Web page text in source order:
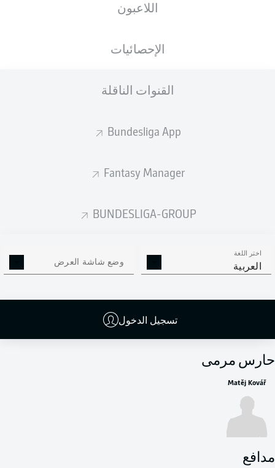
اللاعبون
الإحصائيات
القنوات الناقلة
Bundesliga App
Fantasy Manager
BUNDESLIGA-GROUP
اختر اللغة
العربية وضع شاشة العرض
تسجيل الدخول
Lukáš Hrádecký
Alejandro GrimaldoAleix García
Exequiel Palacios
Granit Xhaka
Victor Boniface
حارس مرمى
Matěj Kovář
مدافع